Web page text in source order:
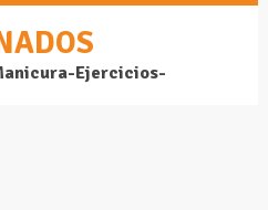
Ejercicios-